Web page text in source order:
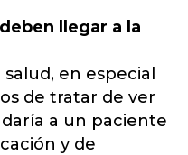
llegar a la
en especial
de tratar de ver
a un paciente
y de